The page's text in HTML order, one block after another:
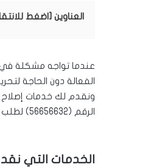
العناوين [اضغط
عندما تواجه مشكلة في
الفعالة دون الحاجة
ونقدم لك خدمات إصلاح
الرقم (56656632) لطلب الخدمة الفورية.
الخدمات التي